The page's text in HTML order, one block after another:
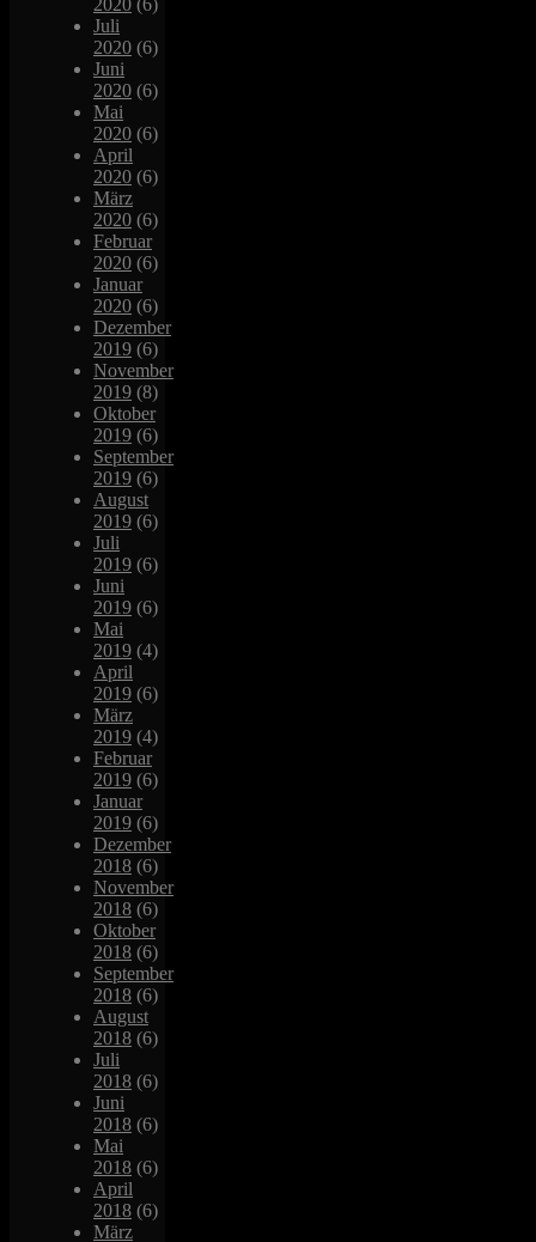
2020 (6)
Juli
2020 (6)
Juni
2020 (6)
Mai
2020 (6)
April
2020 (6)
März
2020 (6)
Februar
2020 (6)
Januar
2020 (6)
Dezember
2019 (6)
November
2019 (8)
Oktober
2019 (6)
September
2019 (6)
August
2019 (6)
Juli
2019 (6)
Juni
2019 (6)
Mai
2019 (4)
April
2019 (6)
März
2019 (4)
Februar
2019 (6)
Januar
2019 (6)
Dezember
2018 (6)
November
2018 (6)
Oktober
2018 (6)
September
2018 (6)
August
2018 (6)
Juli
2018 (6)
Juni
2018 (6)
Mai
2018 (6)
April
2018 (6)
März